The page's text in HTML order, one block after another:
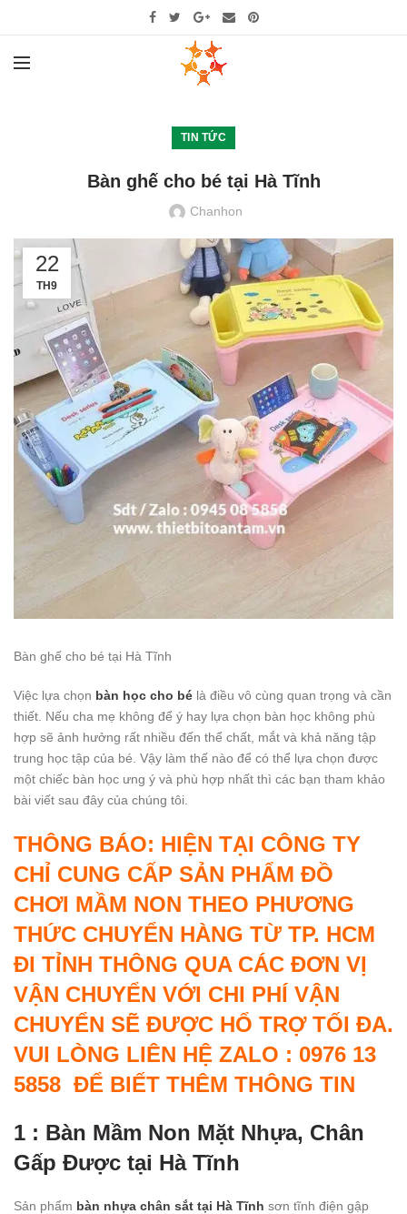
TIN TỨC
Bàn ghế cho bé tại Hà Tĩnh
Chanhon
22
TH9
Bàn ghế cho bé tại Hà Tĩnh
Việc lựa chọn bàn học cho bé là điều vô cùng quan trọng và cần
thiết. Nếu cha mẹ không để ý hay lựa chọn bàn học không phù
hợp sẽ ảnh hưởng rất nhiều đến thể chất, mắt và khả năng tập
trung học tập của bé. Vậy làm thế nào để có thể lựa chọn được
một chiếc bàn học ưng ý và phù hợp nhất thì các bạn tham khảo
bài viết sau đây của chúng tôi.
THÔNG BÁO: HIỆN TẠI CÔNG TY
CHỈ CUNG CẤP SẢN PHẨM ĐỒ
CHƠI MẦM NON THEO PHƯƠNG
THỨC CHUYỂN HÀNG TỪ TP. HCM
ĐI TỈNH THÔNG QUA CÁC ĐƠN VỊ
VẬN CHUYỂN VỚI CHI PHÍ VẬN
CHUYỂN SẼ ĐƯỢC HỔ TRỢ TỐI ĐA.
VUI LÒNG LIÊN HỆ ZALO : 0976 13
5858 ĐỂ BIẾT THÊM THÔNG TIN
1 : Bàn Mầm Non Mặt Nhựa, Chân
Gấp Được tại Hà Tĩnh
Sản phẩm bàn nhựa chân sắt tại Hà Tĩnh sơn tĩnh điện gập